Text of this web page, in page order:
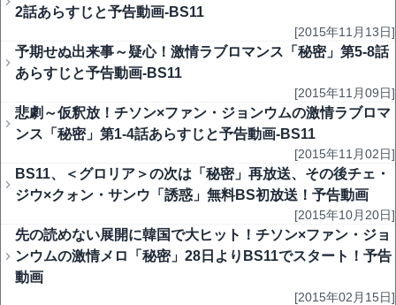
2話あらすじと予告動画-BS11
[2015年11月13日]
予期せぬ出来事～疑心！激情ラブロマンス「秘密」第5-8話
あらすじと予告動画-BS11
[2015年11月09日]
悲劇～仮釈放！チソン×ファン・ジョンウムの激情ラブロマ
ンス「秘密」第1-4話あらすじと予告動画-BS11
[2015年11月02日]
BS11、＜グロリア＞の次は「秘密」再放送、その後チェ・
ジウ×クォン・サンウ「誘惑」無料BS初放送！予告動画
[2015年10月20日]
先の読めない展開に韓国で大ヒット！チソン×ファン・ジョ
ンウムの激情メロ「秘密」28日よりBS11でスタート！予告
動画
[2015年02月15日]